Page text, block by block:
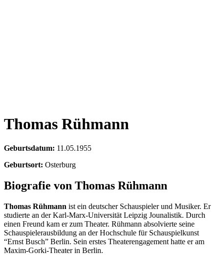
Thomas Rühmann
Geburtsdatum: 11.05.1955
Geburtsort: Osterburg
Biografie von Thomas Rühmann
Thomas Rühmann ist ein deutscher Schauspieler und Musiker. Er
studierte an der Karl-Marx-Universität Leipzig Jounalistik. Durch
einen Freund kam er zum Theater. Rühmann absolvierte seine
Schauspielerausbildung an der Hochschule für Schauspielkunst
“Ernst Busch” Berlin. Sein erstes Theaterengagement hatte er am
Maxim-Gorki-Theater in Berlin.